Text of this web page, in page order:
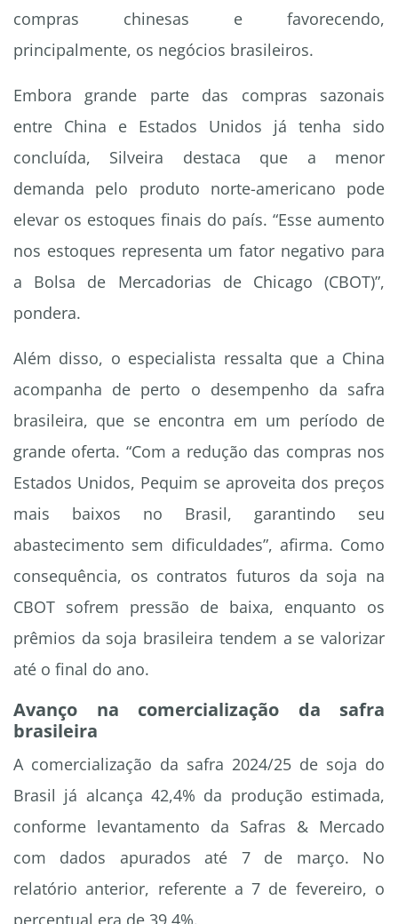
compras chinesas e favorecendo,
principalmente, os negócios brasileiros.
Embora grande parte das compras sazonais
entre China e Estados Unidos já tenha sido
concluída, Silveira destaca que a menor
demanda pelo produto norte-americano pode
elevar os estoques finais do país. “Esse aumento
nos estoques representa um fator negativo para
a Bolsa de Mercadorias de Chicago (CBOT)”,
pondera.
Além disso, o especialista ressalta que a China
acompanha de perto o desempenho da safra
brasileira, que se encontra em um período de
grande oferta. “Com a redução das compras nos
Estados Unidos, Pequim se aproveita dos preços
mais baixos no Brasil, garantindo seu
abastecimento sem dificuldades”, afirma. Como
consequência, os contratos futuros da soja na
CBOT sofrem pressão de baixa, enquanto os
prêmios da soja brasileira tendem a se valorizar
até o final do ano.
Avanço na comercialização da safra
brasileira
A comercialização da safra 2024/25 de soja do
Brasil já alcança 42,4% da produção estimada,
conforme levantamento da Safras & Mercado
com dados apurados até 7 de março. No
relatório anterior, referente a 7 de fevereiro, o